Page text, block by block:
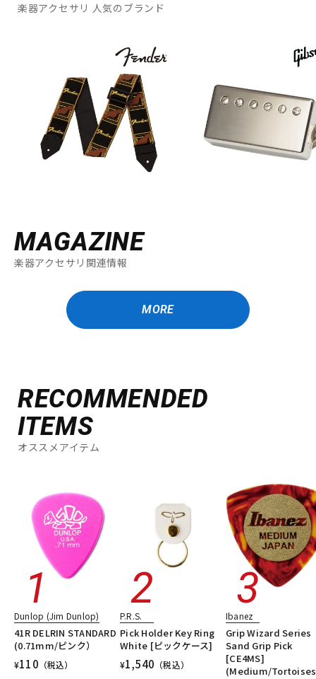
楽器アクセサリ 人気のブランド
MAGAZINE
楽器アクセサリ関連情報
MORE
RECOMMENDED
ITEMS
オススメアイテム
Dunlop (Jim Dunlop)
41R DELRIN STANDARD
(0.71mm/ピンク）
¥110 （税込）
P.R.S.
Pick Holder Key Ring
White [ピックケース]
¥1,540 （税込）
Ibanez
Grip Wizard Series
Sand Grip Pick
[CE4MS]
(Medium/